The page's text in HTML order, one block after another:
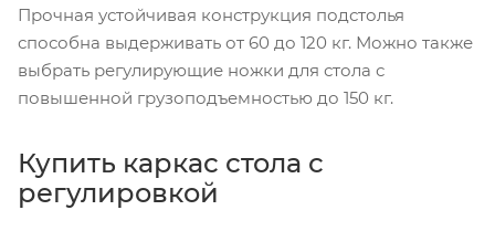
Прочная устойчивая конструкция подстолья
способна выдерживать от 60 до 120 кг. Можно также
выбрать регулирующие ножки для стола с
повышенной грузоподъемностью до 150 кг.
Купить каркас стола с
регулировкой